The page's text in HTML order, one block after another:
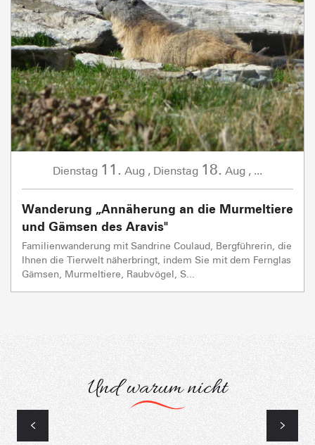
Dienstag 11. Aug , Dienstag 18. Aug , ...
Wanderung „Annäherung an die Murmeltiere
und Gämsen des Aravis"
Familienwanderung mit Sandrine Coulaud, Bergführerin, die
Ihnen die Tierwelt näherbringt, indem Sie mit dem Fernglas
Gämsen, Murmeltiere, Raubvögel, S...
Und warum nicht